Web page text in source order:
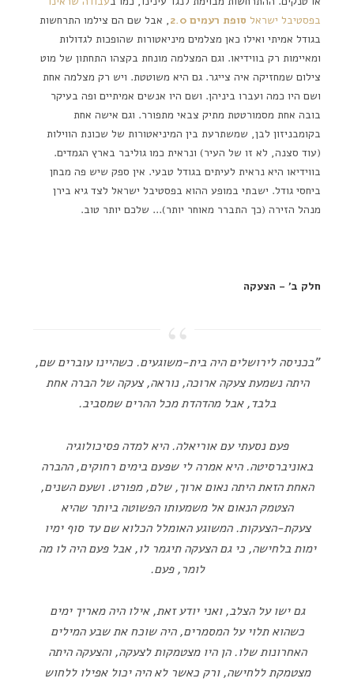
בפסטיבל ישראל סופת רעמים 2.0
, אבל שם הם צילמו התרחשות
בגודל אמיתי ואילו כאן מצלמים מיניאטורות שהופכות לגדולות
ומאיימות רק בווידיאו. וגם המצלמה מונחת בקצהו התחתון של מוט
צילום שמחזיקה איה צייגר. גם היא משוטטת. ויש רק מצלמה אחת
ושם היו כמה ועברו ביניהן. ושם היו אנשים אמיתיים ופה בעיקר
בובה אחת מסמורטטת מתיק צבאי מתפורר. וגם אישה אחת
בקומבניזון לבן, שמשתרעת בין המיניאטורות של שכונת הווילות
(עוד סצנה, לא זו של העיר) ונראית כמו גוליבר בארץ הגמדים.
בווידיאו היא נראית לעיתים בגודל טבעי. אין ספק שיש פה מבחן
ביחסי גודל. ישבתי במופע ההוא בפסטיבל ישראל לצד גיא בירן
מנהל הזירה (כך התברר מאוחר יותר)… שלכם יותר טוב.
חלק ב' – הצעקה
"בכניסה לירושלים היה בית-משוגעים. כשהיינו עוברים שם,
היתה נשמעת צעקה ארוכה, נוראה, צעקה של הברה אחת
בלבד, אבל מהדהדת מכל ההרים שמסביב.
פעם נסעתי עם אוריאלה. היא למדה פסיכולוגיה
באוניברסיטה. היא אמרה לי שפעם בימים רחוקים, ההברה
האחת הזאת היתה נאום ארוך, שלם, מפורט. ושעם השנים,
הצטמק הנאום אל משמעותו הפשוטה ביותר שהיא
צעקת-הצעקות. המשוגע האומלל הכלוא שם עד סוף ימיו
ימות בלחישה, כי גם הצעקה תיגמר לו, אבל פעם היה לו מה
לומר, פעם.
גם ישו על הצלב, ואני יודע זאת, אילו היה מאריך ימים
כשהוא תלוי על המסמרים, היה שוכח את שבע המילים
האחרונות שלו. הן היו מצטמקות לצעקה, והצעקה היתה
מצטמקת ללחישה, ורק כאשר לא היה יכול אפילו ללחוש